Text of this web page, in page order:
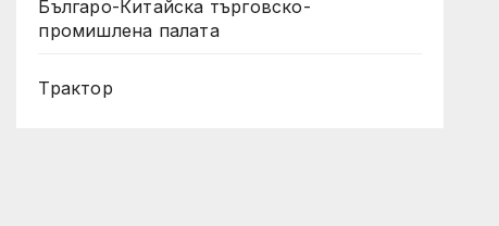
Българо-Китайска търговско-
промишлена палата
Трактор